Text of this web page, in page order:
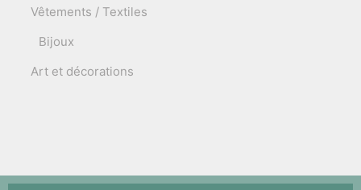
Vêtements / Textiles
Bijoux
Art et décorations